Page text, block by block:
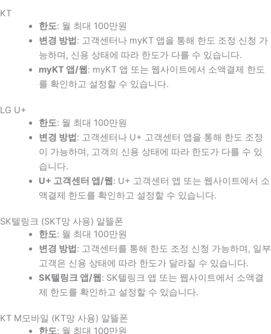
KT
한도: 월 최대 100만원
변경 방법 : 고객센터나 myKT 앱을 통해 한도 조정 신청 가
능하며, 신용 상태에 따라 한도가 다를 수 있습니다.
myKT 앱/웹 : myKT 앱 또는 웹사이트에서 소액결제 한도
를 확인하고 설정할 수 있습니다.
LG U+
한도: 월 최대 100만원
변경 방법 : 고객센터나 U+ 고객센터 앱을 통해 한도 조정
이 가능하며, 고객의 신용 상태에 따라 한도가 다를 수 있
습니다.
U+ 고객센터 앱/웹 : U+ 고객센터 앱 또는 웹사이트에서 소
액결제 한도를 확인하고 설정할 수 있습니다.
SK텔링크 (SKT망 사용) 알뜰폰
한도: 월 최대 100만원
변경 방법 : 고객센터를 통해 한도 조정 신청 가능하며, 일부
고객은 신용 상태에 따라 한도가 달라질 수 있습니다.
SK텔링크 앱/웹 : SK텔링크 앱 또는 웹사이트에서 소액결
제 한도를 확인하고 설정할 수 있습니다.
KT M모바일 (KT망 사용) 알뜰폰
한도: 월 최대 100만원